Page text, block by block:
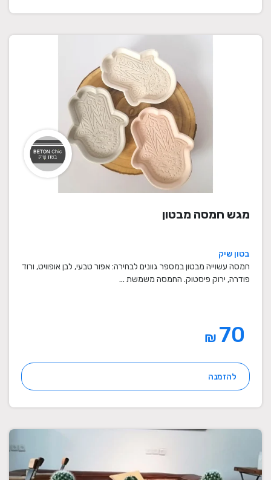
מגש חמסה מבטון
בטון שיק
חמסה עשוייה מבטון במספר גוונים לבחירה: אפור טבעי, לבן אופוויט, ורוד
פודרה, ירוק פיסטוק. החמסה משמשת ...
₪
להזמנה